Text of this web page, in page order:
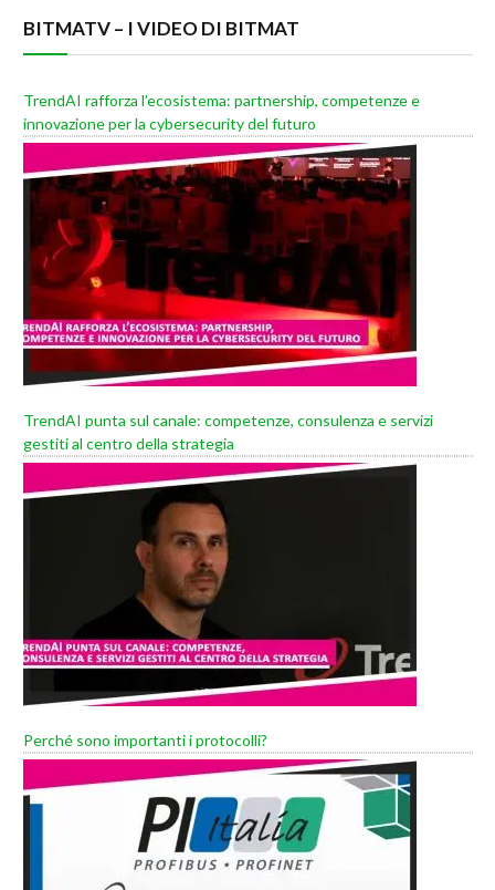
BITMATV – I VIDEO DI BITMAT
TrendAI rafforza l’ecosistema: partnership, competenze e
innovazione per la cybersecurity del futuro
TrendAI punta sul canale: competenze, consulenza e servizi
gestiti al centro della strategia
Perché sono importanti i protocolli?